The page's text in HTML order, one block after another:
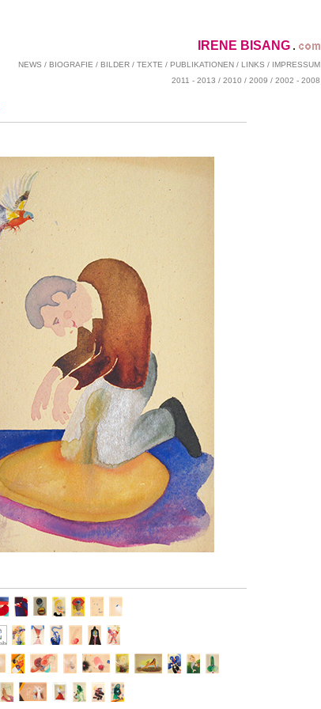
IRENE BISANG
NEWS / BIOGRAFIE / BILDER / TEXTE / PUBLIKATIONEN / LINKS / IMPRESSUM
2011 - 2013 / 2010 / 2009 / 2002 - 2008